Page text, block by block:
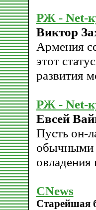
РЖ - Net-
Виктор
Армения
этот
развития
РЖ - Net-
Евсей
Пусть он-
обычными
CNews
Старейшая